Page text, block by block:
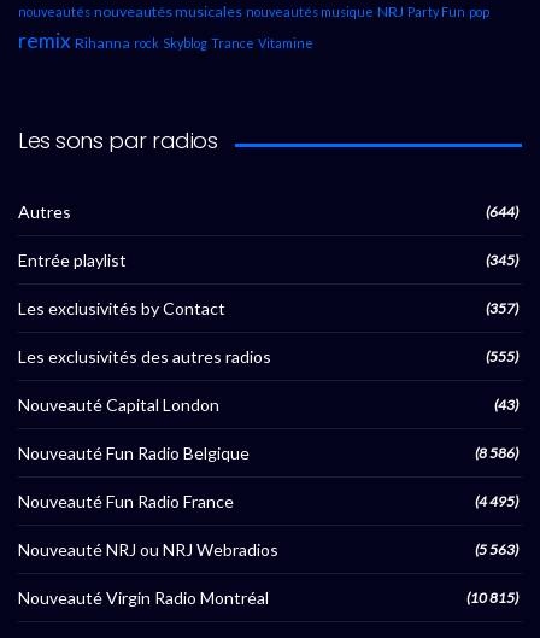
nouveautés nouveautés musicales nouveautés musique NRJ Party Fun pop
remix Rihanna rock Skyblog Trance Vitamine
Les sons par radios
Autres (644)
Entrée playlist (345)
Les exclusivités by Contact (357)
Les exclusivités des autres radios (555)
Nouveauté Capital London (43)
Nouveauté Fun Radio Belgique (8 586)
Nouveauté Fun Radio France (4 495)
Nouveauté NRJ ou NRJ Webradios (5 563)
Nouveauté Virgin Radio Montréal (10 815)